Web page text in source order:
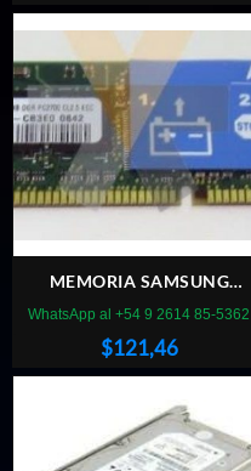
MEMORIA SAMSUNG
PC2700R 512MB DDR CL2.5
$121,46
WhatsApp al +54 9 2614 85-5362